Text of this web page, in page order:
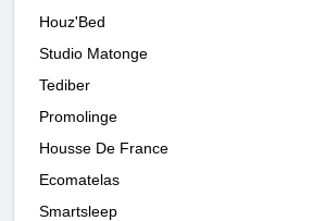
Houz'Bed
Studio Matonge
Tediber
Promolinge
Housse De France
Ecomatelas
Smartsleep